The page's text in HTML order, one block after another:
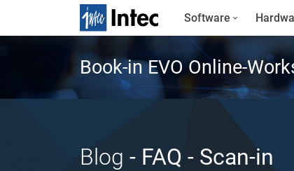
Software
Book-in EVO Online-
Blog - FAQ - Scan-in